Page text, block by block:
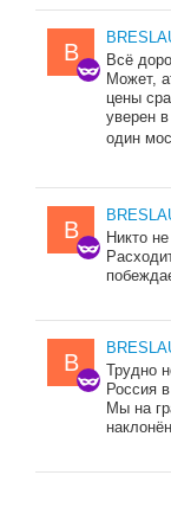
B
Всё
Может,
цены
уверен
один
B
Никто
B
Трудно
Россия
Мы на